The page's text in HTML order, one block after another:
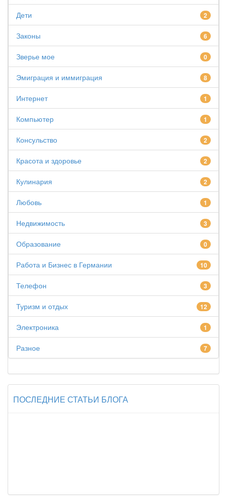
Дети 2
Законы 6
Зверье мое 0
Эмиграция и иммиграция 8
Интернет 1
Компьютер 1
Консульство 2
Красота и здоровье 2
Кулинария 2
Любовь 1
Недвижимость 3
Образование 0
Работа и Бизнес в Германии 10
Телефон 3
Туризм и отдых 12
Электроника 1
Разное 7
ПОСЛЕДНИЕ СТАТЬИ БЛОГА